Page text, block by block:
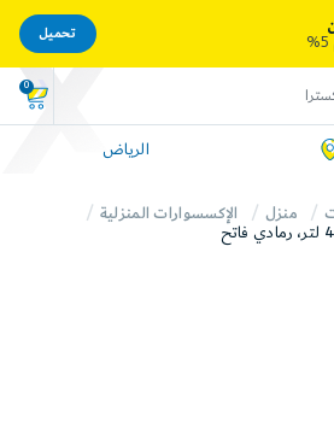
0
الرياض
منزل
الإكسسوارات المنزلية
تحميل